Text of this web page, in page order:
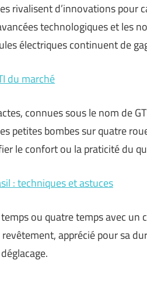
rivalisent d’innovations pour
technologiques et les
électriques continuent de
du marché
connues sous le nom de
petites bombes sur quatre
le confort ou la praticité du
: techniques et astuces
ou quatre temps avec un
apprécié pour sa